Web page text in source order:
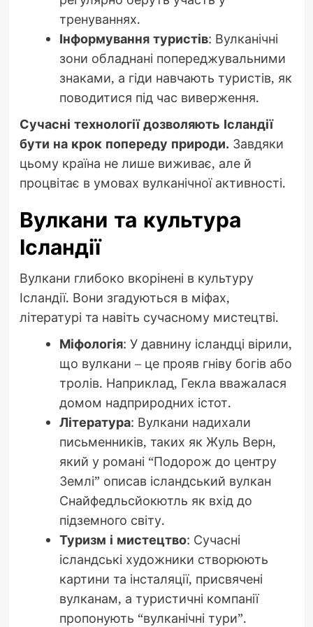
тренуваннях.
Інформування туристів: Вулканічні
зони обладнані попереджувальними
знаками, а гіди навчають туристів, як
поводитися під час виверження.
Сучасні технології дозволяють Ісландії
бути на крок попереду природи. Завдяки
цьому країна не лише виживає, але й
процвітає в умовах вулканічної активності.
Вулкани та культура
Ісландії
Вулкани глибоко вкорінені в культуру
Ісландії. Вони згадуються в міфах,
літературі та навіть сучасному мистецтві.
Міфологія: У давнину ісландці вірили,
що вулкани – це прояв гніву богів або
тролів. Наприклад, Гекла вважалася
домом надприродних істот.
Література: Вулкани надихали
письменників, таких як Жуль Верн,
який у романі “Подорож до центру
Землі” описав ісландський вулкан
Снайфедльсйокютль як вхід до
підземного світу.
Туризм і мистецтво: Сучасні
ісландські художники створюють
картини та інсталяції, присвячені
вулканам, а туристичні компанії
пропонують “вулканічні тури”.